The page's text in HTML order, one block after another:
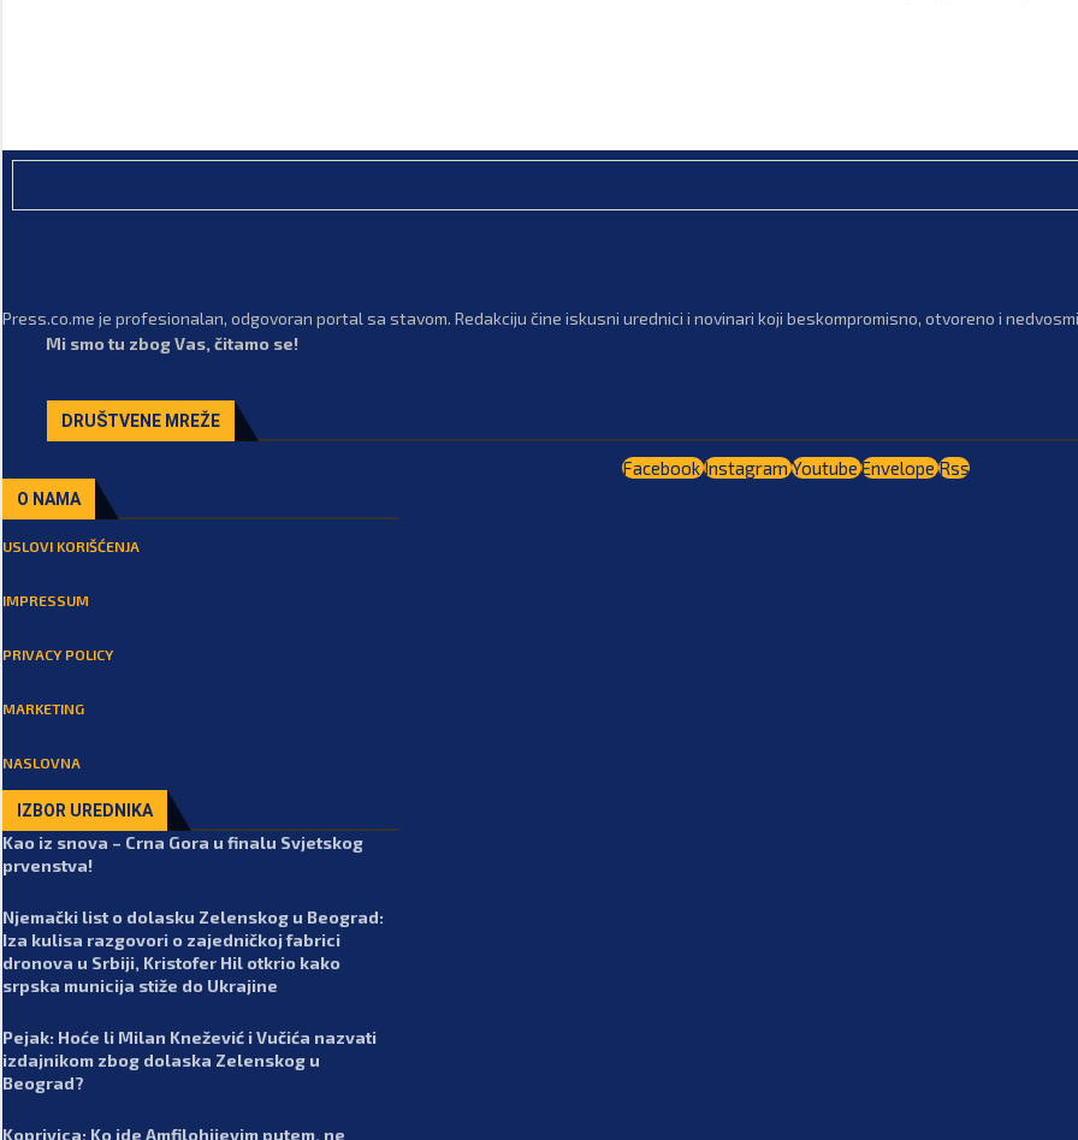
Press.co.me je profesionalan, odgovoran portal sa stavom. Redakciju čine iskusni urednici i novinari koji beskompromisno, otvoreno i
Mi smo tu zbog Vas, čitamo se!
DRUŠTVENE MREŽE
FacebookInstagramYoutubeEnvelopeRss
O NAMA
USLOVI KORIŠĆENJA
IMPRESSUM
PRIVACY POLICY
MARKETING
NASLOVNA
IZBOR UREDNIKA
Kao iz snova – Crna Gora u finalu Svjetskog
prvenstva!
Njemački list o dolasku Zelenskog u Beograd:
Iza kulisa razgovori o zajedničkoj fabrici
dronova u Srbiji, Kristofer Hil otkrio kako
srpska municija stiže do Ukrajine
Pejak: Hoće li Milan Knežević i Vučića nazvati
izdajnikom zbog dolaska Zelenskog u
Beograd?
Koprivica: Ko ide Amfilohijevim putem, ne